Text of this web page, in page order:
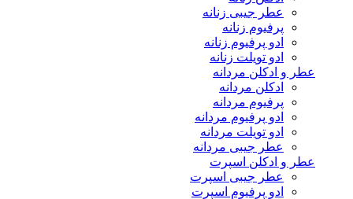
عطر جیبی زنانه
پرفیوم زنانه
ادو پرفیوم زنانه
ادو تویلت زنانه
عطر و ادکلن مردانه
ادکلن مردانه
پرفیوم مردانه
ادو پرفیوم مردانه
ادو تویلت مردانه
عطر جیبی مردانه
عطر و ادکلن اسپرت
عطر جیبی اسپرت
ادو پرفیوم اسپرت